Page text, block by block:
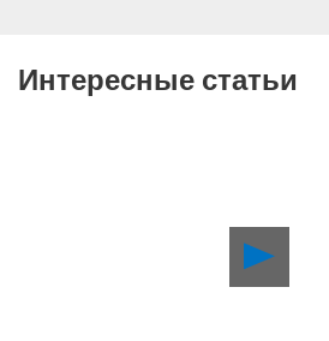
Интересные статьи
Май